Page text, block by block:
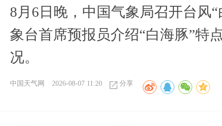
8月6日晚，中国气象局召开台风
象台首席预报员介绍“白海豚”特
况。
中国天气网 2026-08-07 11:20 分享